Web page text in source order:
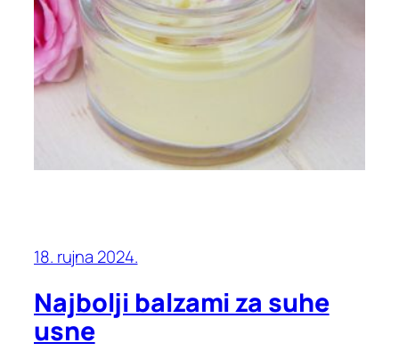
18. rujna 2024.
Najbolji balzami za suhe
usne